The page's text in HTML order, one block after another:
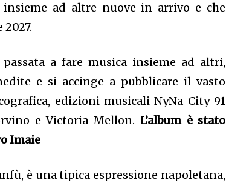
ad altre nuove in arrivo e che
a fare musica insieme ad altri,
e si accinge a pubblicare il vasto
edizioni musicali NyNa City 91
e Victoria Mellon. L’album è stato
Imaie
è una tipica espressione napoletana,